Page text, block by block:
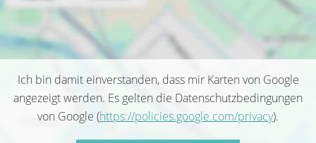
Ich bin damit einverstanden, dass mir Karten von Google
angezeigt werden. Es gelten die Datenschutzbedingungen
von Google (https://policies.google.com/privacy).